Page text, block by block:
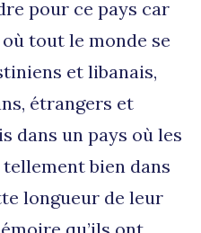
pour ce pays car
tout le monde se
et libanais,
étrangers et
dans un pays où les
bien dans
longueur de leur